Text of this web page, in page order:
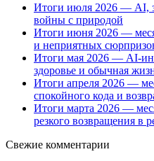
Итоги июля 2026 — AI,
войны с природой
Итоги июня 2026 —
и неприятных
Итоги мая 2026 — AI-
здоровье и обычная
Итоги апреля 2026 —
спокойного кода и
Итоги марта 2026 —
резкого возвращения в
Свежие комментарии